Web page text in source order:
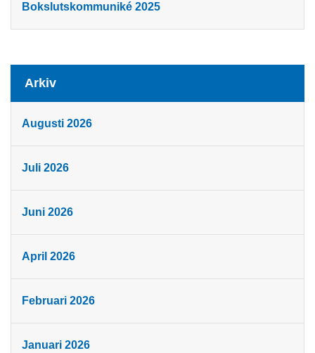
Bokslutskommuniké 2025
Arkiv
Augusti 2026
Juli 2026
Juni 2026
April 2026
Februari 2026
Januari 2026